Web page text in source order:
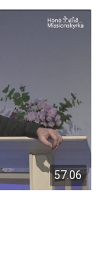
57:06